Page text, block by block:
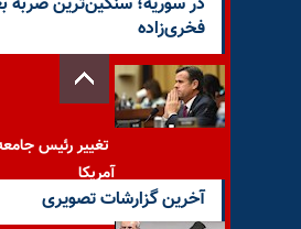
فخری‌زاده
تغییر رئیس
آمریکا
آخرین گزارشات تصویری